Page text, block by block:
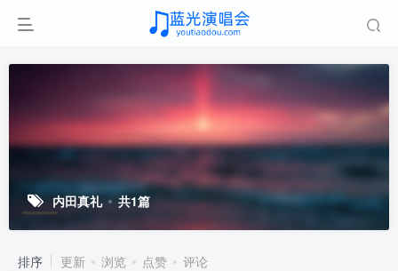
内田真礼 共1篇
排序 更新 浏览 点赞 评论